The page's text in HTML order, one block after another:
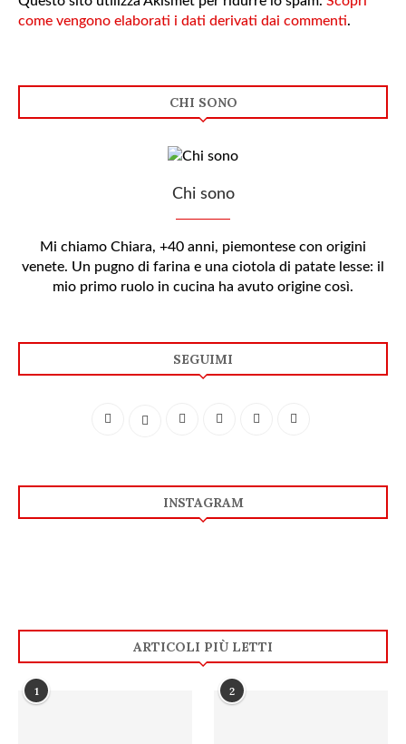
come vengono elaborati i dati derivati dai commenti.
CHI SONO
Chi sono
Mi chiamo Chiara, +40 anni, piemontese con origini
venete. Un pugno di farina e una ciotola di patate lesse: il
mio primo ruolo in cucina ha avuto origine così.
SEGUIMI
INSTAGRAM
ARTICOLI PIÙ LETTI
1 2